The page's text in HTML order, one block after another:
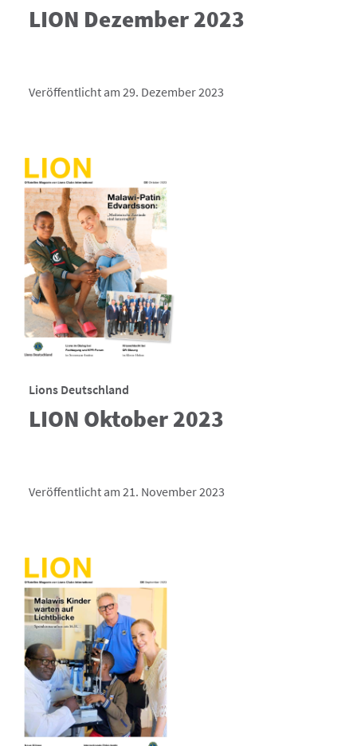
LION Dezember 2023
Veröffentlicht am 29. Dezember 2023
Lions Deutschland
LION Oktober 2023
Veröffentlicht am 21. November 2023